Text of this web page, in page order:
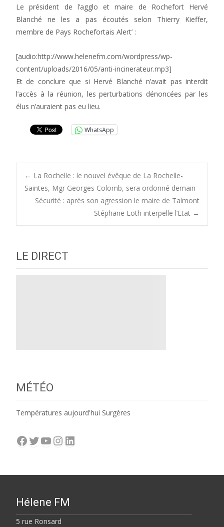
Le président de l’agglo et maire de Rochefort Hervé
Blanché ne les a pas écoutés selon Thierry Kieffer,
membre de Pays Rochefortais Alert’ :
[audio:http://www.helenefm.com/wordpress/wp-
content/uploads/2016/05/anti-incinerateur.mp3]
Et de conclure que si Hervé Blanché n’avait pas interdit
l’accès à la réunion, les perturbations dénoncées par les
élus n’auraient pas eu lieu.
WhatsApp
Post
navigation
← La Rochelle : le nouvel évêque de La Rochelle-
Saintes, Mgr Georges Colomb, sera ordonné demain
Sécurité : après son agression le maire de Talmont
Stéphane Loth interpelle l’Etat →
LE DIRECT
MÉTÉO
Températures aujourd'hui Surgères
Facebook
Twitter
YouTube
Instagram
LinkedIn
Hélene FM
5 rue Ronsard